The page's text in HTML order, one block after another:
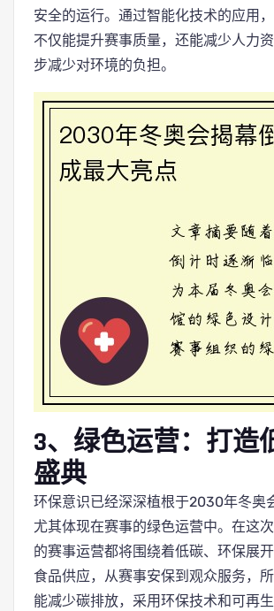
安全的运行。通过智能化技术的应用
不仅能提升赛事质量，还能减少人力
步减少对环境的负担。
3、绿色运营：打造
盛典
环保意识已经深深植根于2030年冬奥
尤其体现在赛事的绿色运营中。在这
的赛事运营都将围绕着低碳、环保展
食品供应，从赛事安保到观众服务，
能减少碳排放，采用环保技术和可再生